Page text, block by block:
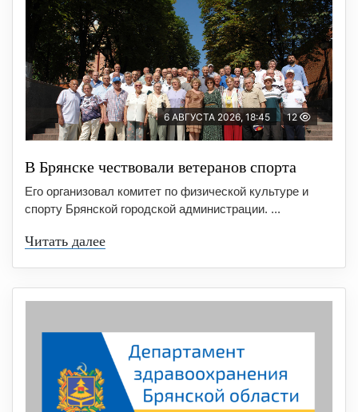
6 АВГУСТА 2026, 18:45 12
В Брянске чествовали ветеранов спорта
Его организовал комитет по физической культуре и
спорту Брянской городской администрации. ...
Читать далее